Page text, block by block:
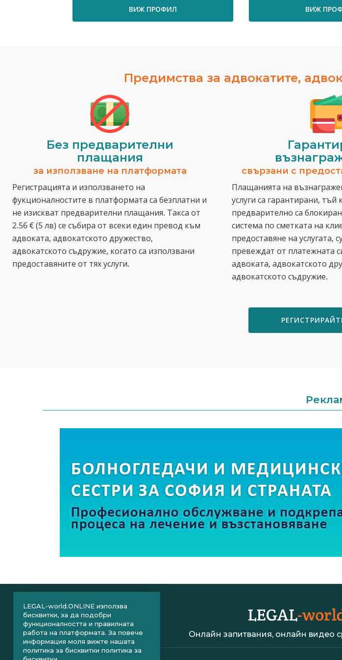
ВИЖ ПРОФИЛ ВИЖ ПРОФИЛ
Предимства за адвокатите,
Без предварителни
плащания
за използване на платформата
Регистрацията и използването на
фукционалностите в платформата са безплатни и
не изискват предварителни плащания. Такса от
2.56 € (5 лв) се събира от всеки един превод към
адвоката, адвокатското дружество,
адвокатското съдружие, когато са използвани
предоставяните от тях услуги.
свързани с
Плащанията на
услуги са гарантирани, тъй
предварително са
система по сметката на
предоставяне на услугата,
превеждат от платежната
адвоката, адвокатското
адвокатското съдружие.
Онлайн запитвания, онлайн видео
LEGAL-world.ONLINE използва
бисквитки, за да подобри
функционалността и правилната
работа на платформата. За повече
информация моля вижте нашата
политика за бисквитки политика за